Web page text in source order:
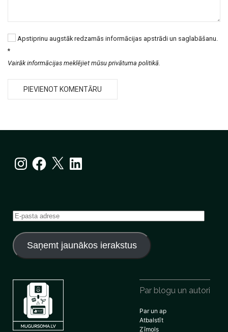
Apstiprinu augstāk redzamās informācijas apstrādi un saglabāšanu.
*
Vairāk informācijas meklējiet mūsu privātuma politikā.
InstagramFacebook
X LinkedIn
E-
adrese
Saņemt jaunākos ierakstus
Par blogu un autori
Par un ap
Atbalstīt
Zīmols